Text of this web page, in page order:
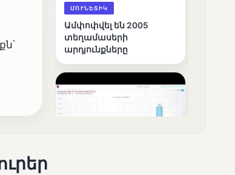
ՄՈՒՆԵՏԻԿ
Ամփոփվել են 2005
տեղամասերի
արդյունքները